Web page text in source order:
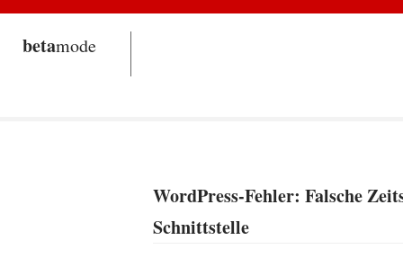
betamode
WordPress-Fehler: Falsche
Schnittstelle